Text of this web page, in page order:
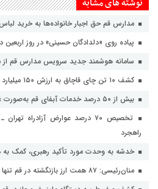
مدارس قم حق اجبار خانواده‌ها به خرید
پیاده روی «دلدادگان حسینی» در روز اربعین
سامانه هوشمند جدید سرویس مدارس قم از
کشف ۱۰ تن چای قاچاق به ارزش ۱۵۰ میلیارد ریال در قم
بیش از ۵۰ درصد خدمات آبفای قم به‌صورت غیرحضوری ارائه می‌شود
تخصیص ۷۰ درصد عوارض آزادراه
راهجرد
خدشه به وحدت مورد تأکید رهبری، کمک
منان‌رئیسی: ۸۷ همت ارز بازنگشته در قم تنها در اختیار ۱۴ متعهد است